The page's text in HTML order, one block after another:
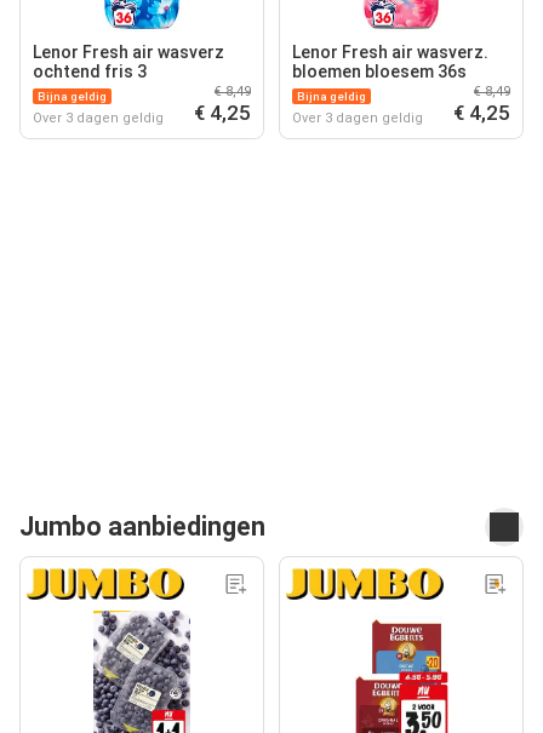
Lenor Fresh air wasverz
ochtend fris 3
Bijna geldig
Over 3 dagen geldig
€ 8,49
€ 4,25
Lenor Fresh air wasverz.
bloemen bloesem 36s
Bijna geldig
Over 3 dagen geldig
€ 8,49
€ 4,25
Jumbo aanbiedingen